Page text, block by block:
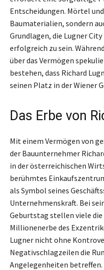
Entscheidungen. Mörtel
Baumaterialien, sondern
Grundlagen, die Lugner
erfolgreich zu sein.
über das Vermögen
bestehen, dass Richard
seinen Platz in der Wiener
Das Erbe von
Mit einem Vermögen von
der Bauunternehmer
in der österreichischen
berühmtes
als Symbol seines
Unternehmenskraft. Bei
Geburtstag stellen viele die
Millionenerbe des
Lugner nicht ohne
Negativschlagzeilen die
Angelegenheiten betreffen.